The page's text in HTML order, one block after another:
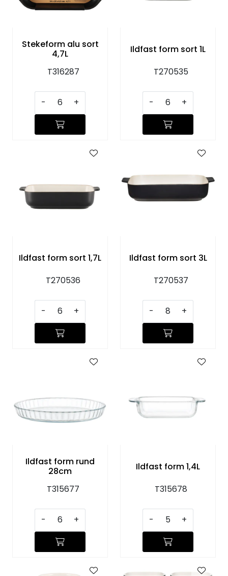
Stekeform alu sort
4,7L
T316287
- +
Ildfast form sort 1L
T270535
- +
Ildfast form sort 1,7L
T270536
- +
Ildfast form sort 3L
T270537
- +
Ildfast form rund
28cm
T315677
- +
Ildfast form 1,4L
T315678
- +
KJØKKEN
MØBLER
GAVESETT
ACCESSORIES